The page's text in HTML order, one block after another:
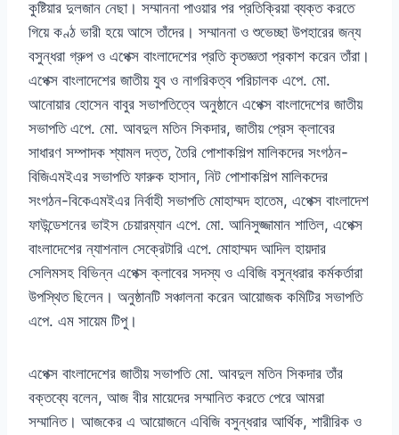
কুষ্টিয়ার দুলজান নেছা। সম্মাননা পাওয়ার পর প্রতিক্রিয়া ব্যক্ত করতে
গিয়ে কণ্ঠ ভারী হয়ে আসে তাঁদের। সম্মাননা ও শুভেচ্ছা উপহারের জন্য
বসুন্ধরা গ্রুপ ও এপেক্স বাংলাদেশের প্রতি কৃতজ্ঞতা প্রকাশ করেন তাঁরা।
এপেক্স বাংলাদেশের জাতীয় যুব ও নাগরিকত্ব পরিচালক এপে. মো.
আনোয়ার হোসেন বাবুর সভাপতিত্বে অনুষ্ঠানে এপেক্স বাংলাদেশের জাতীয়
সভাপতি এপে. মো. আবদুল মতিন সিকদার, জাতীয় প্রেস ক্লাবের
সাধারণ সম্পাদক শ্যামল দত্ত, তৈরি পোশাকশিল্প মালিকদের সংগঠন-
বিজিএমইএর সভাপতি ফারুক হাসান, নিট পোশাকশিল্প মালিকদের
সংগঠন-বিকেএমইএর নির্বাহী সভাপতি মোহাম্মদ হাতেম, এপেক্স বাংলাদেশ
ফাউন্ডেশনের ভাইস চেয়ারম্যান এপে. মো. আনিসুজ্জামান শাতিল, এপেক্স
বাংলাদেশের ন্যাশনাল সেক্রেটারি এপে. মোহাম্মদ আদিল হায়দার
সেলিমসহ বিভিন্ন এপেক্স ক্লাবের সদস্য ও এবিজি বসুন্ধরার কর্মকর্তারা
উপস্থিত ছিলেন। অনুষ্ঠানটি সঞ্চালনা করেন আয়োজক কমিটির সভাপতি
এপে. এম সায়েম টিপু।
এপেক্স বাংলাদেশের জাতীয় সভাপতি মো. আবদুল মতিন সিকদার তাঁর
বক্তব্যে বলেন, আজ বীর মায়েদের সম্মানিত করতে পেরে আমরা
সম্মানিত। আজকের এ আয়োজনে এবিজি বসুন্ধরার আর্থিক, শারীরিক ও